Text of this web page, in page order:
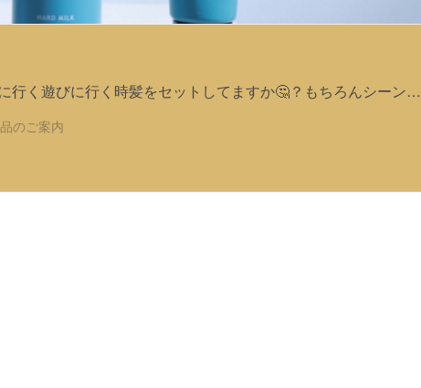
行く遊びに行く時髪をセットしてますか🤔？もちろんシーン…
のご案内